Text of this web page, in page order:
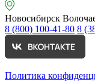
Новосибирск
8 (800) 100-41-80 8
Политика